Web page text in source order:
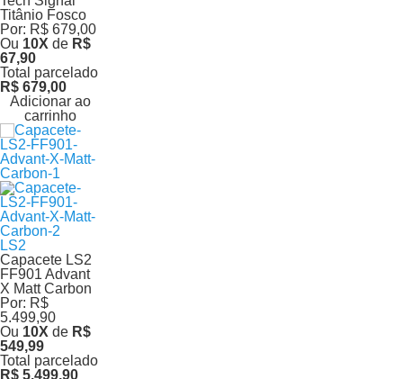
Titânio Fosco
Por: R$ 679,00
Ou 10X de R$
67,90
Total parcelado
R$ 679,00
Adicionar ao
carrinho
LS2
Capacete LS2
FF901 Advant
X Matt Carbon
Por: R$
5.499,90
Ou 10X de R$
549,99
Total parcelado
R$ 5.499,90